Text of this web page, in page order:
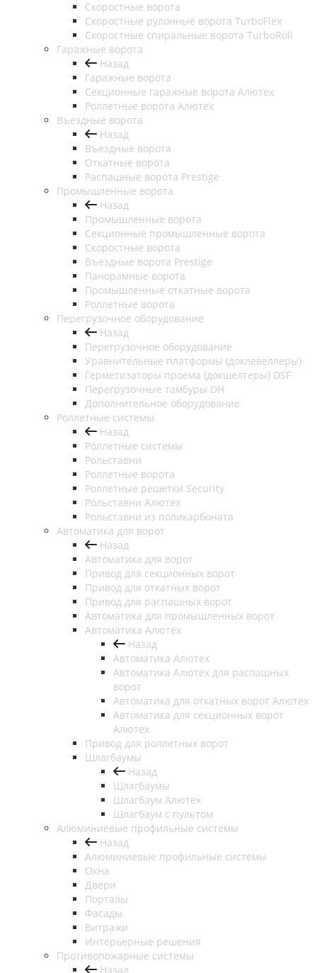
Скоростные ворота
Скоростные рулонные ворота TurboFlex
Скоростные спиральные ворота TurboRoll
Гаражные ворота
Назад
Гаражные ворота
Секционные гаражные ворота Алютех
Роллетные ворота Алютех
Въездные ворота
Назад
Въездные ворота
Откатные ворота
Распашные ворота Prestige
Промышленные ворота
Назад
Промышленные ворота
Секционные промышленные ворота
Скоростные ворота
Въездные ворота Prestige
Панорамные ворота
Промышленные откатные ворота
Роллетные ворота
Перегрузочное оборудование
Назад
Перегрузочное оборудование
Уравнительные платформы (доклевеллеры)
Герметизаторы проема (докшелтеры) DSF
Перегрузочные тамбуры DH
Дополнительное оборудование
Роллетные системы
Назад
Роллетные системы
Рольставни
Роллетные ворота
Роллетные решетки Security
Рольставни Алютех
Рольставни из поликарбоната
Автоматика для ворот
Назад
Автоматика для ворот
Привод для секционных ворот
Привод для откатных ворот
Привод для распашных ворот
Автоматика для промышленных ворот
Автоматика Алютех
Назад
Автоматика Алютех
Автоматика Алютех для распашных
ворот
Автоматика для откатных ворот Алютех
Автоматика для секционных ворот
Алютех
Привод для роллетных ворот
Шлагбаумы
Назад
Шлагбаумы
Шлагбаум Алютех
Шлагбаум с пультом
Алюминиевые профильные системы
Назад
Алюминиевые профильные системы
Окна
Двери
Порталы
Фасады
Витражи
Интерьерные решения
Противопожарные системы
Назад